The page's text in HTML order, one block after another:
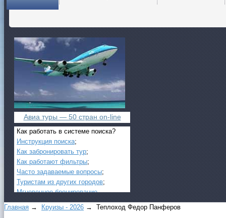
Авиа туры — 50 стран on-line
Как работать в системе поиска?
Инструкция поиска;
Как забронировать тур;
Как работают фильтры;
Часто задаваемые вопросы;
Туристам из других городов;
Мгновенное бронирование.
Главная → Круизы - 2026 → Теплоход Федор Панферов